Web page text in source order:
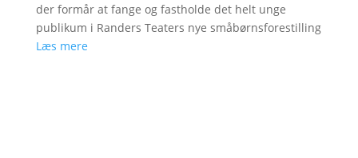
der formår at fange og fastholde det helt unge
publikum i Randers Teaters nye småbørnsforestilling
Læs mere